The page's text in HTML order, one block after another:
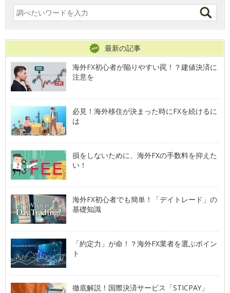
最新の記事
海外FX初心者が陥りやすい罠！？建値決済に
注意を
必見！海外移住が決まった時にFXを続けるに
は
損をしないために、海外FXの手数料を抑えた
い！
海外FX初心者でも簡単！「デイトレード」の
基礎知識
「約定力」が命！？海外FX業者を選ぶポイン
ト
徹底解説！国際決済サービス「STICPAY」